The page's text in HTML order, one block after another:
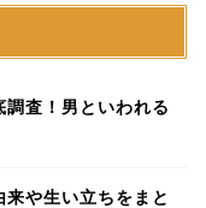
査！男といわれる
や生い立ちをまと